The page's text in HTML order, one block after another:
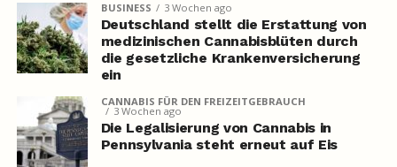
BUSINESS 3 Wochen ago
Deutschland stellt die Erstattung von
medizinischen Cannabisblüten durch
die gesetzliche Krankenversicherung
ein
CANNABIS FÜR DEN FREIZEITGEBRAUCH
3 Wochen ago
Die Legalisierung von Cannabis in
Pennsylvania steht erneut auf Eis